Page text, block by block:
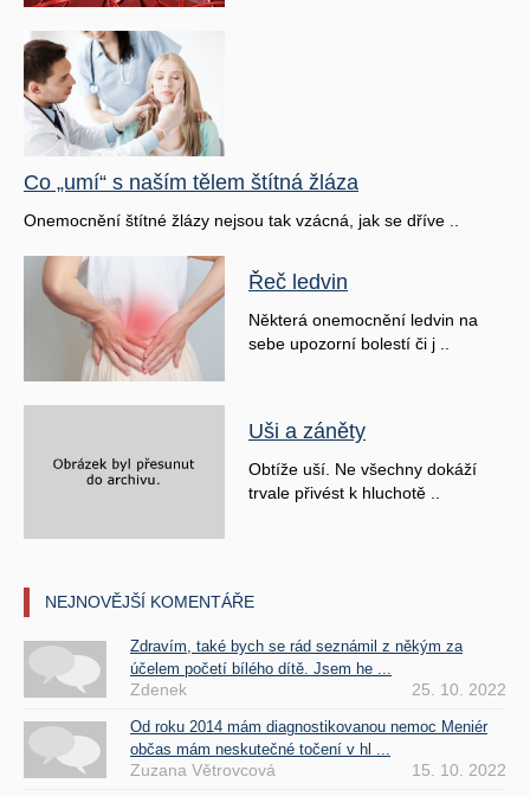
Co „umí“ s naším tělem štítná žláza
Onemocnění štítné žlázy nejsou tak vzácná, jak se dříve ..
Řeč ledvin
Některá onemocnění ledvin na
sebe upozorní bolestí či j ..
Uši a záněty
Obtíže uší. Ne všechny dokáží
trvale přivést k hluchotě ..
NEJNOVĚJŠÍ KOMENTÁŘE
Zdravím, také bych se rád seznámil z někým za
účelem početí bílého dítě. Jsem he ...
Zdenek 25. 10. 2022
Od roku 2014 mám diagnostikovanou nemoc Meniér
občas mám neskutečné točení v hl ...
Zuzana Větrovcová 15. 10. 2022